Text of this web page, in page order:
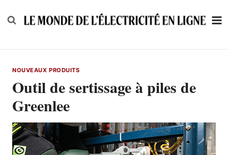
to
NOUVEAUX PRODUITS
Outil de sertissage à piles de
Greenlee